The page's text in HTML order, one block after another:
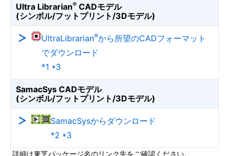
Ultra Librarian® CADモデル
(シンボル/フットプリント/3Dモデル)
UltraLibrarian®から所望のCADフォーマット
でダウンロード
*1 *3
SamacSys CADモデル
(シンボル/フットプリント/3Dモデル)
SamacSysからダウンロード
*2 *3
詳細は東芝パッケージ名のリンク先をご確認ください。